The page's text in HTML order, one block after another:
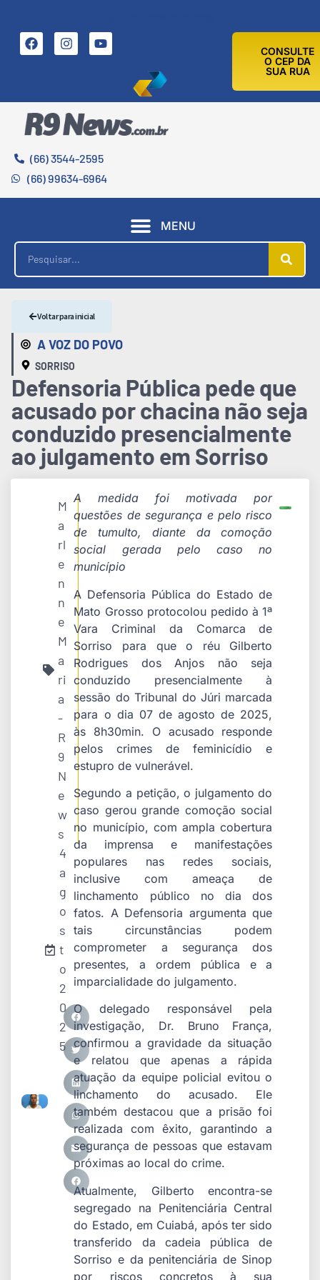
CONSULTE
O CEP DA
SUA RUA
(66) 3544-2595
(66) 99634-6964
MENU
A VOZ DO POVO
SORRISO
Voltar para inicial
Defensoria Pública pede que
acusado por chacina não seja
conduzido presencialmente
ao julgamento em Sorriso
M
a
rl
e
n
n
e
M
a
ri
a
-
R
9
N
e
w
s
4
a
g
o
s
t
o
2
0
2
5
A medida foi motivada por
questões de segurança e pelo risco
de tumulto, diante da comoção
social gerada pelo caso no
município
A Defensoria Pública do Estado de
Mato Grosso protocolou pedido à 1ª
Vara Criminal da Comarca de
Sorriso para que o réu Gilberto
Rodrigues dos Anjos não seja
conduzido presencialmente à
sessão do Tribunal do Júri marcada
para o dia 07 de agosto de 2025,
às 8h30min. O acusado responde
pelos crimes de feminicídio e
estupro de vulnerável.
Segundo a petição, o julgamento do
caso gerou grande comoção social
no município, com ampla cobertura
da imprensa e manifestações
populares nas redes sociais,
inclusive com ameaça de
linchamento público no dia dos
fatos. A Defensoria argumenta que
tais circunstâncias podem
comprometer a segurança dos
presentes, a ordem pública e a
imparcialidade do julgamento.
O delegado responsável pela
investigação, Dr. Bruno França,
confirmou a gravidade da situação
e relatou que apenas a rápida
atuação da equipe policial evitou o
linchamento do acusado. Ele
também destacou que a prisão foi
realizada com êxito, garantindo a
segurança de pessoas que estavam
próximas ao local do crime.
Atualmente, Gilberto encontra-se
segregado na Penitenciária Central
do Estado, em Cuiabá, após ter sido
transferido da cadeia pública de
Sorriso e da penitenciária de Sinop
por riscos concretos à sua